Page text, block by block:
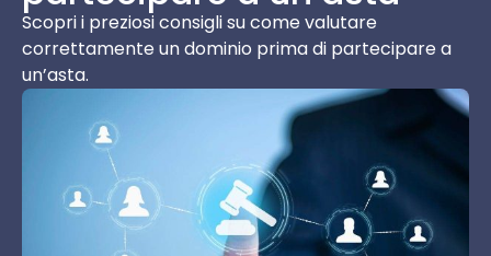
Scopri i preziosi consigli su come valutare
correttamente un dominio prima di partecipare a
un’asta.